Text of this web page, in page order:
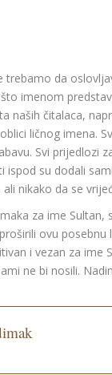
trebamo da
imenom
naših čitalaca,
ličnog imena.
Svi prijedlozi
ispod su dodali
nikako da se
za ime Sultan,
ovu posebnu
i vezan za ime
ne bi nosili.